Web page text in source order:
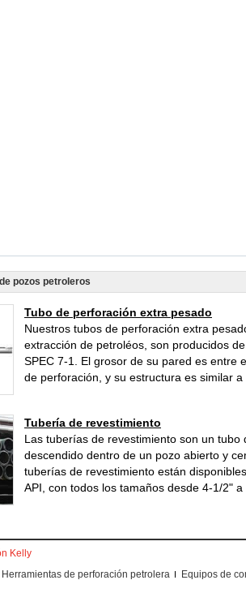
pozos petroleros
Tubo de perforación extra pesado
Nuestros tubos de perforación extra
extracción de petroléos, son producidos
SPEC 7-1. El grosor de su pared es entre
de perforación, y su estructura es similar a
Tubería de revestimiento
Las tuberías de revestimiento son un
descendido dentro de un pozo abierto y
tuberías de revestimiento están
API, con todos los tamaños desde 4-1/2" a
Kelly
Herramientas de perforación petrolera Equipos de